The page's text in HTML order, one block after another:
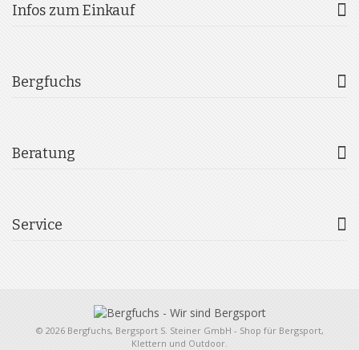
Infos zum Einkauf
Bergfuchs
Beratung
Service
© 2026 Bergfuchs, Bergsport S. Steiner GmbH - Shop für Bergsport,
Klettern und Outdoor.